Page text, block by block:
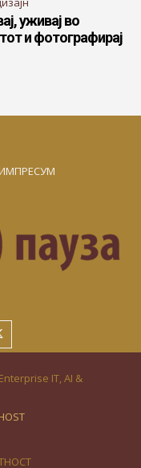
уживај во
и фотографирај
IT, AI &